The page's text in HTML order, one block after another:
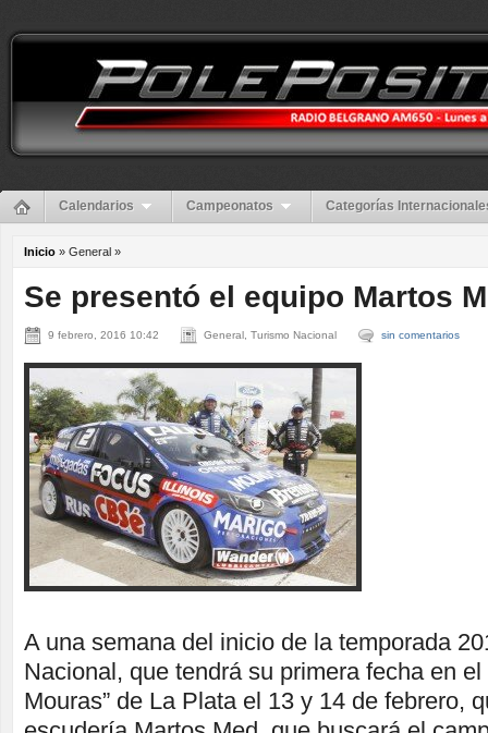
Calendarios Campeonatos Categorías
Inicio » General »
Se presentó el equipo Martos
9 febrero, 2016 10:42 General, Turismo Nacional sin comentarios
A una semana del inicio de la temporada
Nacional, que tendrá su primera fecha en el
Mouras” de La Plata el 13 y 14 de febrero,